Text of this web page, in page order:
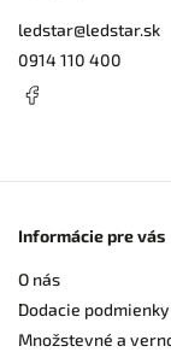
ledstar@ledstar.sk
0914 110 400
Informácie pre vás
O nás
Dodacie podmienky
Množstevné a